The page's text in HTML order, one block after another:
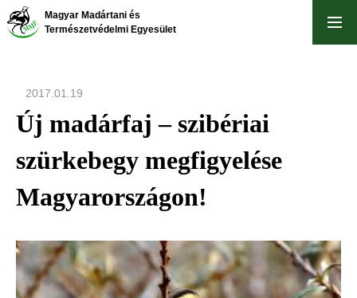
Ugrás
Magyar Madártani és
Természetvédelmi Egyesület
2017.01.19
Új madárfaj – szibériai
szürkebegy megfigyelése
Magyarországon!